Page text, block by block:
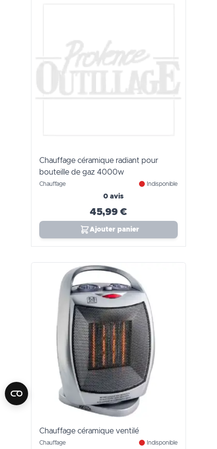
Chauffage céramique radiant pour
bouteille de gaz 4000w
Chauffage Indisponible
0 avis
45,99 €
Ajouter panier
Chauffage céramique ventilé
Chauffage Indisponible